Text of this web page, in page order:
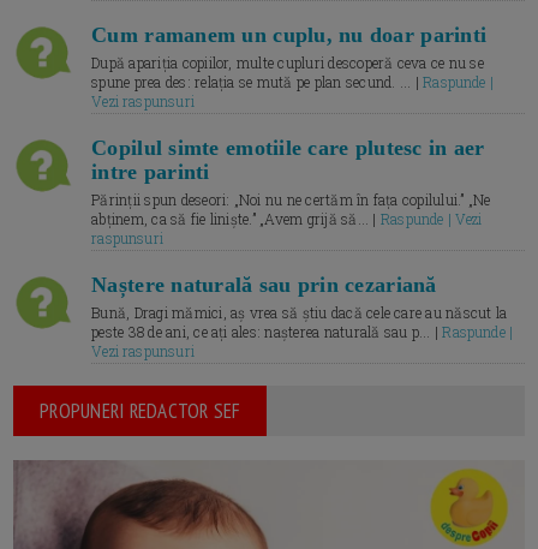
Cum ramanem un cuplu, nu doar parinti
După apariția copiilor, multe cupluri descoperă ceva ce nu se
spune prea des: relația se mută pe plan secund. ... |Raspunde |
Vezi raspunsuri
Copilul simte emotiile care plutesc in aer
intre parinti
Părinții spun deseori: „Noi nu ne certăm în fața copilului.” „Ne
abținem, ca să fie liniște.” „Avem grijă să... | Raspunde | Vezi
raspunsuri
Naștere naturală sau prin cezariană
Bună, Dragi mămici, aș vrea să știu dacă cele care au născut la
peste 38 de ani, ce ați ales: nașterea naturală sau p... |Raspunde |
Vezi raspunsuri
PROPUNERI REDACTOR SEF